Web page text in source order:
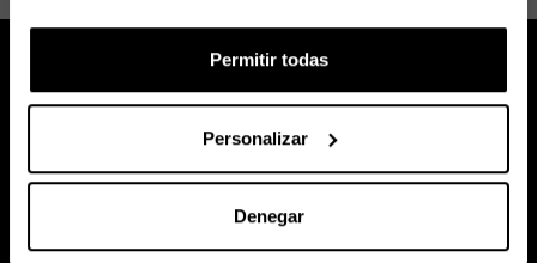
Permitir todas
Personalizar
Denegar